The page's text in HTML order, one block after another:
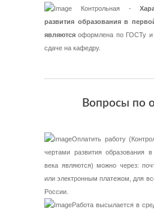
Контрольная -
развития образования в
являются оформлена по ГОСТу и
сдаче на кафедру.
Вопросы по
Оплатить работу
чертами развития образования
века являются) можно через:
или электронным платежом, для
России.
Работа высылается в